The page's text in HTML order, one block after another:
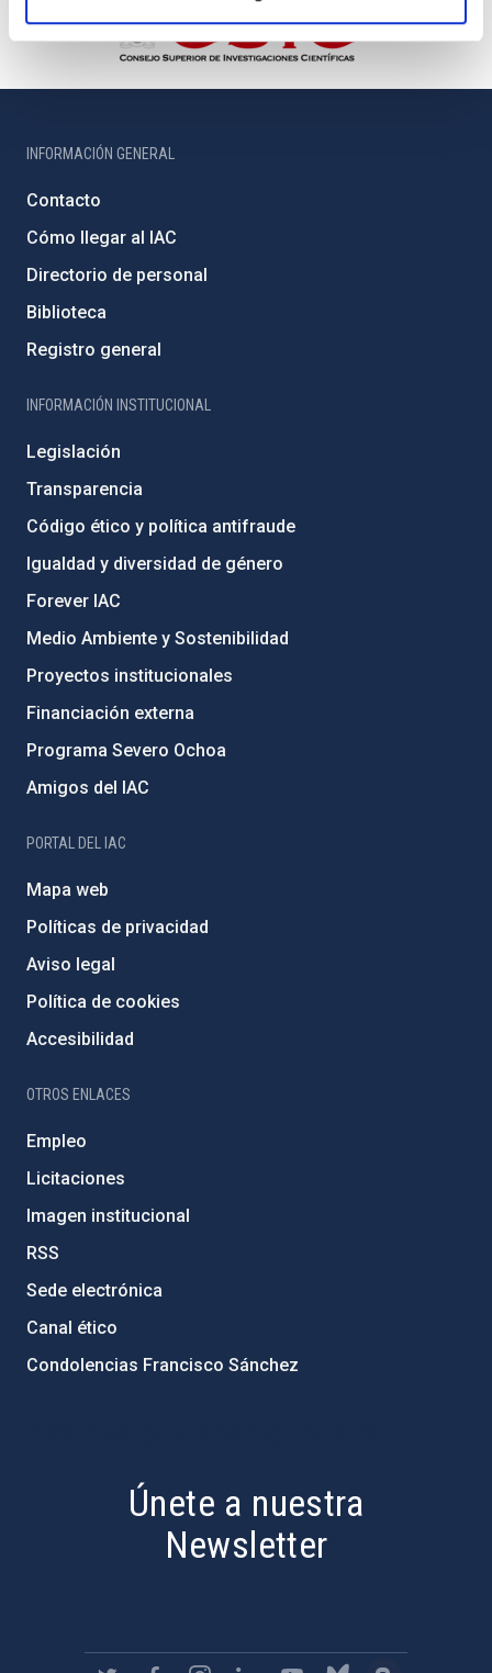
INFORMACIÓN GENERAL
Contacto
Cómo llegar al IAC
Directorio de personal
Biblioteca
Registro general
INFORMACIÓN INSTITUCIONAL
Legislación
Transparencia
Código ético y política antifraude
Igualdad y diversidad de género
Forever IAC
Medio Ambiente y Sostenibilidad
Proyectos institucionales
Financiación externa
Programa Severo Ochoa
Amigos del IAC
PORTAL DEL IAC
Mapa web
Políticas de privacidad
Aviso legal
Política de cookies
Accesibilidad
OTROS ENLACES
Empleo
Licitaciones
Imagen institucional
RSS
Sede electrónica
Canal ético
Condolencias Francisco Sánchez
Únete a nuestra
Newsletter